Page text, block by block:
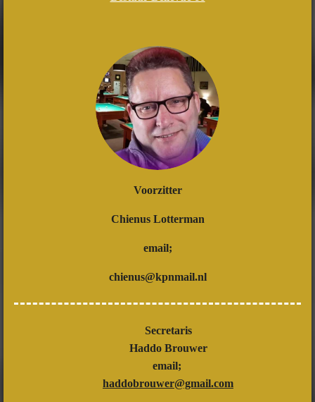
Voorzitter
Chienus Lotterman
email;
chienus@kpnmail.nl
Secretaris
Haddo Brouwer
email;
haddobrouwer@gmail.com